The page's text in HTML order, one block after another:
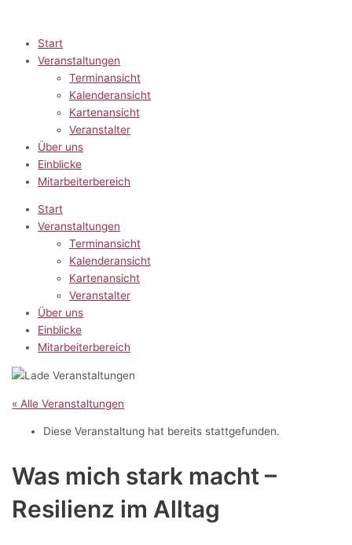
springenStart
Veranstaltungen
Terminansicht
Kalenderansicht
Kartenansicht
Veranstalter
Über uns
Einblicke
Mitarbeiterbereich
Start
Veranstaltungen
Terminansicht
Kalenderansicht
Kartenansicht
Veranstalter
Über uns
Einblicke
Mitarbeiterbereich
« Alle Veranstaltungen
Diese Veranstaltung hat bereits stattgefunden.
Was mich stark macht –
Resilienz im Alltag